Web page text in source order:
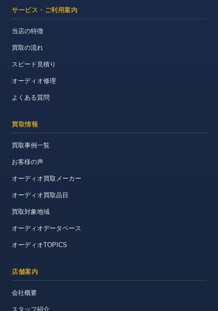
サービス・ご利用案内
当店の特徴
買取の流れ
スピード見積り
オーディオ修理
よくある質問
買取情報
買取事例一覧
お客様の声
オーディオ買取メーカー
オーディオ買取品目
買取対象地域
オーディオデータベース
オーディオTOPICS
店舗案内
会社概要
スタッフ紹介